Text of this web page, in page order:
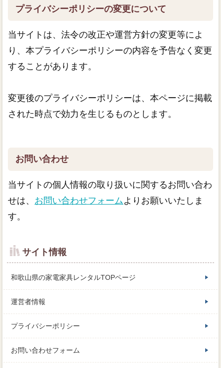
プライバシーポリシーの変更について
当サイトは、法令の改正や運営方針の変更等によ
り、本プライバシーポリシーの内容を予告なく変更
することがあります。
変更後のプライバシーポリシーは、本ページに掲載
された時点で効力を生じるものとします。
お問い合わせ
当サイトの個人情報の取り扱いに関するお問い合わ
せは、 お問い合わせフォーム よりお願いいたしま
す。
サイト情報
和歌山県の家電家具レンタルTOPページ
運営者情報
プライバシーポリシー
お問い合わせフォーム